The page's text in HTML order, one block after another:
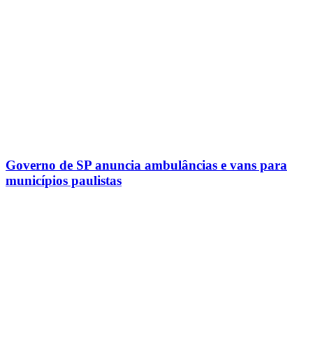
Governo de SP anuncia ambulâncias e vans para
municípios paulistas